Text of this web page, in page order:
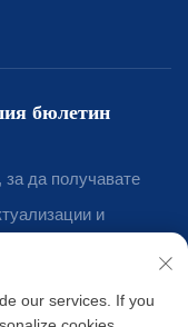
бюлетин
да получавате
и
our services. If you